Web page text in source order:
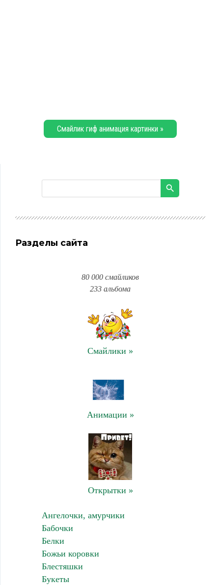
Смайлик гиф анимация картинки »
Разделы сайта
80 000 смайликов
233 альбома
Смайлики »
Анимации »
Открытки »
Ангелочки, амурчики
Бабочки
Белки
Божьи коровки
Блестяшки
Букеты